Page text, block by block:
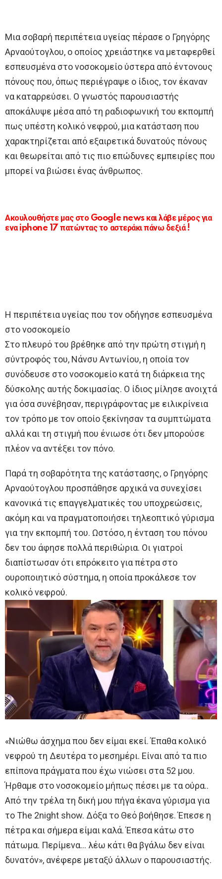
Μια σοβαρή περιπέτεια υγείας πέρασε ο Γρηγόρης
Αρναούτογλου, ο οποίος χρειάστηκε να μεταφερθεί
εσπευσμένα στο νοσοκομείο ύστερα από έντονους
πόνους που, όπως περιέγραψε ο ίδιος, τον έκαναν
να καταρρεύσει. Ο γνωστός παρουσιαστής
αποκάλυψε μέσα από τη ραδιοφωνική του εκπομπή
πως υπέστη κολικό νεφρού, μια κατάσταση που
χαρακτηρίζεται από εξαιρετικά δυνατούς πόνους
και θεωρείται από τις πιο επώδυνες εμπειρίες που
μπορεί να βιώσει ένας άνθρωπος.
Ακουλουθήστε μας στο Google news και λάβε μέρος για
ενα iphone 17 πατώντας το αστεράκι πάνω δεξιά !
Η περιπέτεια υγείας που τον οδήγησε εσπευσμένα
στο νοσοκομείο
Στο πλευρό του βρέθηκε από την πρώτη στιγμή η
σύντροφός του, Νάνσυ Αντωνίου, η οποία τον
συνόδευσε στο νοσοκομείο κατά τη διάρκεια της
δύσκολης αυτής δοκιμασίας. Ο ίδιος μίλησε ανοιχτά
για όσα συνέβησαν, περιγράφοντας με ειλικρίνεια
τον τρόπο με τον οποίο ξεκίνησαν τα συμπτώματα
αλλά και τη στιγμή που ένιωσε ότι δεν μπορούσε
πλέον να αντέξει τον πόνο.
Παρά τη σοβαρότητα της κατάστασης, ο Γρηγόρης
Αρναούτογλου προσπάθησε αρχικά να συνεχίσει
κανονικά τις επαγγελματικές του υποχρεώσεις,
ακόμη και να πραγματοποιήσει τηλεοπτικό γύρισμα
για την εκπομπή του. Ωστόσο, η ένταση του πόνου
δεν του άφησε πολλά περιθώρια. Οι γιατροί
διαπίστωσαν ότι επρόκειτο για πέτρα στο
ουροποιητικό σύστημα, η οποία προκάλεσε τον
κολικό νεφρού.
«Νιώθω άσχημα που δεν είμαι εκεί. Έπαθα κολικό
νεφρού τη Δευτέρα το μεσημέρι. Είναι από τα πιο
επίπονα πράγματα που έχω νιώσει στα 52 μου.
Ήρθαμε στο νοσοκομείο μήπως πέσει με τα ούρα..
Από την τρέλα τη δική μου πήγα έκανα γύρισμα για
το The 2night show. Δόξα το Θεό βοήθησε. Έπεσε η
πέτρα και σήμερα είμαι καλά. Έπεσα κάτω στο
πάτωμα. Περίμενα… λέω κάτι θα βγάλω δεν είναι
δυνατόν», ανέφερε μεταξύ άλλων ο παρουσιαστής.